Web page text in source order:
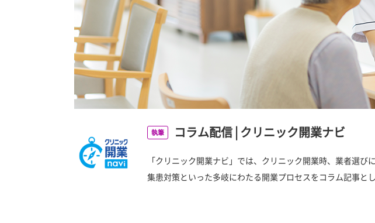
執筆 コラム配信 クリニック開業ナビ
「クリニック開業ナビ」では、クリニック開業時、業者選び
集患対策といった多岐にわたる開業プロセスをコラム記事と